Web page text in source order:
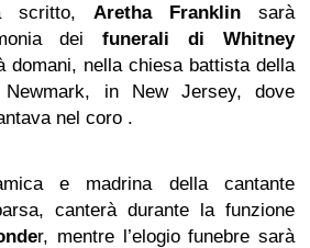
scritto, Aretha Franklin sarà
deifunerali di
Whitney
domani, nella chiesa battista della
in New Jersey, dove
nel coro .
e madrina della cantante
canterà durante la funzione
r, mentre l’elogio funebre sarà